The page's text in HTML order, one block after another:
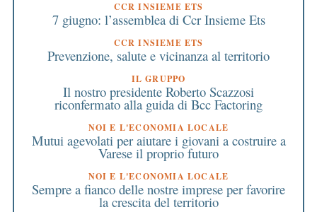
CCR INSIEME ETS
7 giugno: l’assemblea di Ccr Insieme Ets
CCR INSIEME ETS
Prevenzione, salute e vicinanza al territorio
IL GRUPPO
Il nostro presidente Roberto Scazzosi
riconfermato alla guida di Bcc Factoring
NOI E L'ECONOMIA LOCALE
Mutui agevolati per aiutare i giovani a costruire a
Varese il proprio futuro
NOI E L'ECONOMIA LOCALE
Sempre a fianco delle nostre imprese per favorire
la crescita del territorio